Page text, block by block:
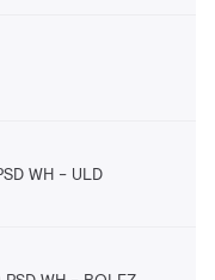
WH ULD